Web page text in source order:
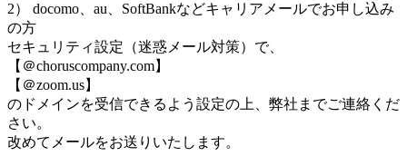
2） docomo、au、SoftBankなどキャリアメールでお申し込み
の方
セキュリティ設定（迷惑メール対策）で、
【＠choruscompany.com】
【＠zoom.us】
のドメインを受信できるよう設定の上、弊社までご連絡くだ
さい。
改めてメールをお送りいたします。